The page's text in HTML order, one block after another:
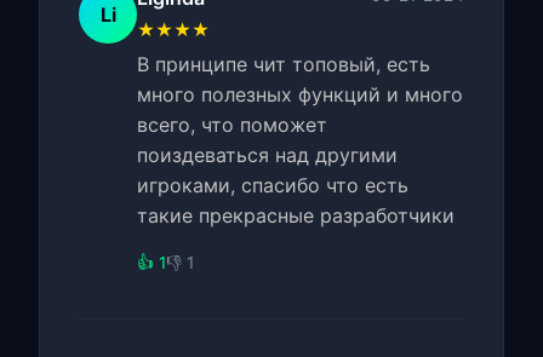
Li
★★★★
В принципе чит топовый, есть
много полезных функций и много
всего, что поможет
поиздеваться над другими
игроками, спасибо что есть
такие прекрасные разработчики
👍 1👎 1